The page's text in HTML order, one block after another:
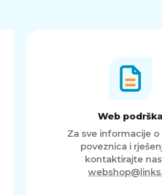
Web podrška
Za sve informacije
poveznica i
kontaktirajte